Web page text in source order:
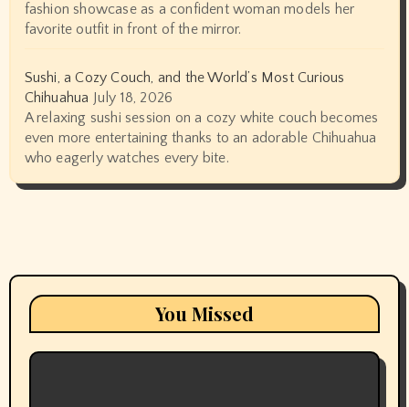
fashion showcase as a confident woman models her
favorite outfit in front of the mirror.
Sushi, a Cozy Couch, and the World’s Most Curious
Chihuahua July 18, 2026
A relaxing sushi session on a cozy white couch becomes
even more entertaining thanks to an adorable Chihuahua
who eagerly watches every bite.
You Missed